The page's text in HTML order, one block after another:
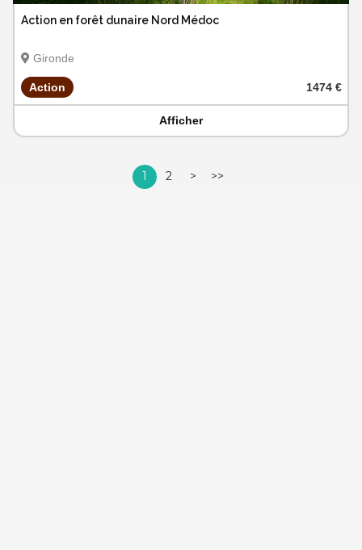
Action en forêt dunaire Nord Médoc
Gironde
Action 1474 €
Afficher
1 2 > >>